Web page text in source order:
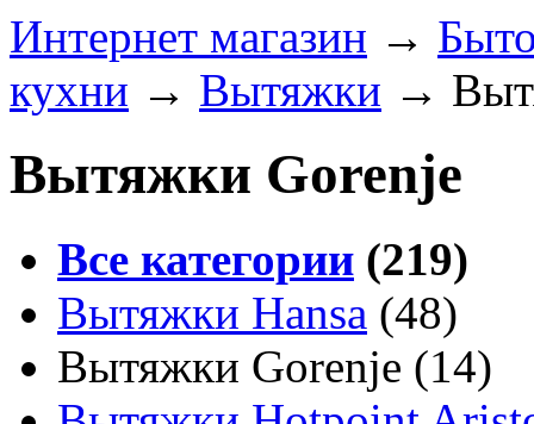
Интернет магазин →
кухни → Вытяжки →
Вытяжки Gorenje
Все категории (219)
Вытяжки Hansa (48)
Вытяжки Gorenje (14)